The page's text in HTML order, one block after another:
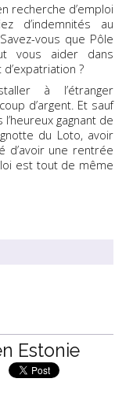
recherche d’emploi
d’indemnités au
vous que Pôle
vous aider dans
?
à l’étranger
d’argent. Et sauf
gagnant de
du Loto, avoir
d’avoir une rentrée
est tout de même
Estonie